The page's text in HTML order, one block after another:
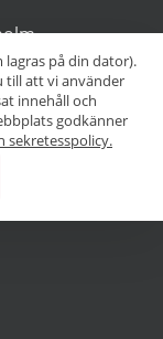
lagras på din dator).
till att vi använder
innehåll och
godkänner
sekretesspolicy.